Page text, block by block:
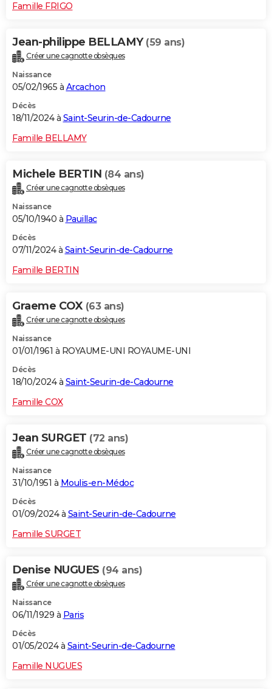
Famille FRIGO
Jean-philippe BELLAMY (59 ans)
Créer une cagnotte obsèques
Naissance
05/02/1965 à Arcachon
Décès
18/11/2024 à Saint-Seurin-de-Cadourne
Famille BELLAMY
Michele BERTIN (84 ans)
Créer une cagnotte obsèques
Naissance
05/10/1940 à Pauillac
Décès
07/11/2024 à Saint-Seurin-de-Cadourne
Famille BERTIN
Graeme COX (63 ans)
Créer une cagnotte obsèques
Naissance
01/01/1961 à ROYAUME-UNI ROYAUME-UNI
Décès
18/10/2024 à Saint-Seurin-de-Cadourne
Famille COX
Jean SURGET (72 ans)
Créer une cagnotte obsèques
Naissance
31/10/1951 à Moulis-en-Médoc
Décès
01/09/2024 à Saint-Seurin-de-Cadourne
Famille SURGET
Denise NUGUES (94 ans)
Créer une cagnotte obsèques
Naissance
06/11/1929 à Paris
Décès
01/05/2024 à Saint-Seurin-de-Cadourne
Famille NUGUES